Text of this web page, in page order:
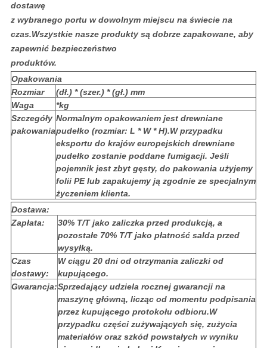
dostawę
z wybranego portu w dowolnym miejscu na świecie na
czas.Wszystkie nasze produkty są dobrze zapakowane, aby
zapewnić bezpieczeństwo
produktów.
Opakowania
Rozmiar
(dł.) * (szer.) * (gł.) mm
Waga
*kg
Szczegóły
pakowania
Normalnym opakowaniem jest drewniane
pudełko (rozmiar: L * W * H).W przypadku
eksportu do krajów europejskich drewniane
pudełko zostanie poddane fumigacji. Jeśli
pojemnik jest zbyt gęsty, do pakowania użyjemy
folii PE lub zapakujemy ją zgodnie ze specjalnym
życzeniem klienta.
Dostawa:
Zapłata:
30% T/T jako zaliczka przed produkcją, a
pozostałe 70% T/T jako płatność salda przed
wysyłką.
Czas
dostawy:
W ciągu 20 dni od otrzymania zaliczki od
kupującego.
Gwarancja:Sprzedający udziela rocznej gwarancji na
maszynę główną, licząc od momentu podpisania
przez kupującego protokołu odbioru.W
przypadku części zużywających się, zużycia
materiałów oraz szkód powstałych w wyniku